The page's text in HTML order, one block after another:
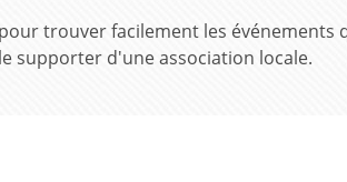
trouver facilement les événements
supporter d'une association locale.